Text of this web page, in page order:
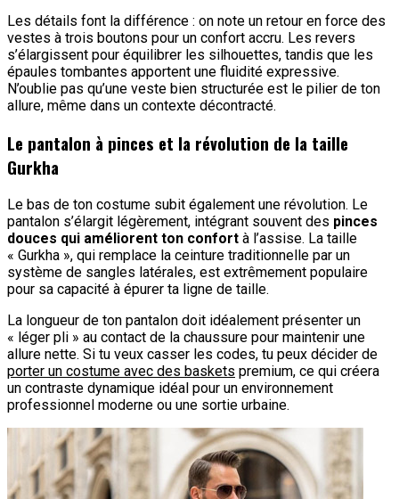
Les détails font la différence : on note un retour en force des
vestes à trois boutons pour un confort accru. Les revers
s’élargissent pour équilibrer les silhouettes, tandis que les
épaules tombantes apportent une fluidité expressive.
N’oublie pas qu’une veste bien structurée est le pilier de ton
allure, même dans un contexte décontracté.
Le pantalon à pinces et la révolution de la taille
Gurkha
Le bas de ton costume subit également une révolution. Le
pantalon s’élargit légèrement, intégrant souvent des pinces
douces qui améliorent ton confort à l’assise. La taille
« Gurkha », qui remplace la ceinture traditionnelle par un
système de sangles latérales, est extrêmement populaire
pour sa capacité à épurer ta ligne de taille.
La longueur de ton pantalon doit idéalement présenter un
« léger pli » au contact de la chaussure pour maintenir une
allure nette. Si tu veux casser les codes, tu peux décider de
porter un costume avec des baskets premium, ce qui créera
un contraste dynamique idéal pour un environnement
professionnel moderne ou une sortie urbaine.